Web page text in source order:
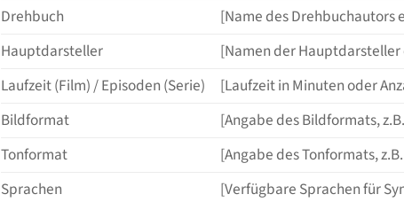
Drehbuch
[Name des
Hauptdarsteller
[Namen der
Laufzeit (Film) / Episoden (Serie)
[Laufzeit in Minuten oder
Bildformat
[Angabe des Bildformats,
Tonformat
[Angabe des Tonformats,
Sprachen
[Verfügbare Sprachen für